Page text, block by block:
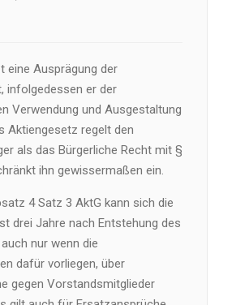
eine Ausprägung der
infolgedessen er der
Verwendung und Ausgestaltung
Aktiengesetz regelt den
als das Bürgerliche Recht mit §
ihn gewissermaßen ein.
4 Satz 3 AktG kann sich die
drei Jahre nach Entstehung des
nur wenn die
dafür vorliegen, über
gegen Vorstandsmitglieder